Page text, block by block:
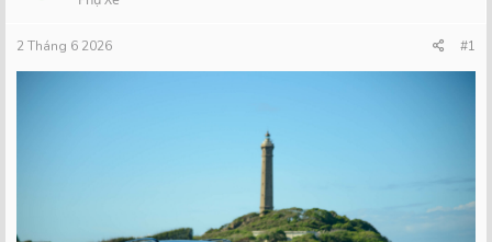
r
2 Tháng 6 2026 #1